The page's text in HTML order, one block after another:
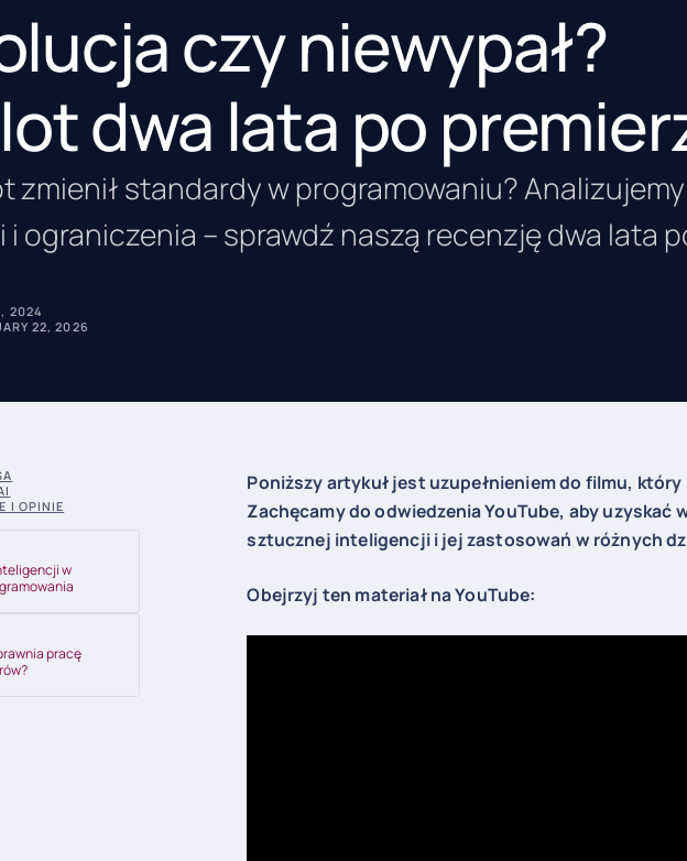
czy niewypał?
dwa lata po
zmienił standardy w programowaniu? Analizujemy
i ograniczenia – sprawdź naszą recenzję dwa lata
2024
22, 2026
I OPINIE
w
pracę
Poniższy artykuł jest uzupełnieniem do filmu,
Zachęcamy do odwiedzenia YouTube, aby
sztucznej inteligencji i jej zastosowań w różnych
Obejrzyj ten materiał na YouTube: